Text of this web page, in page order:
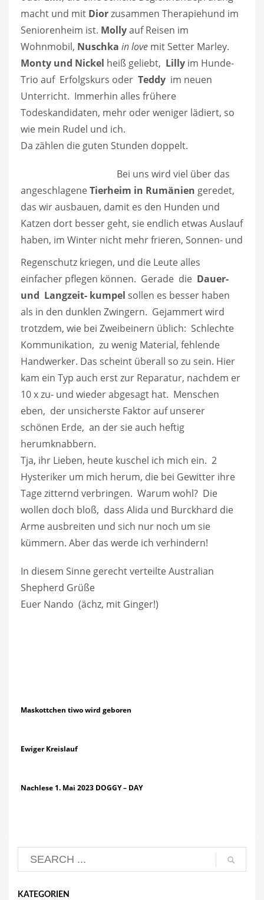
macht und mit Diorzusammen Therapiehund im
Seniorenheim ist. Mollyauf Reisen im
Wohnmobil, Nuschka in love mit Setter Marley.
Monty und Nickel heiß geliebt, Lilly im Hunde-
Trio auf Erfolgskurs oder Teddy im neuen
Unterricht. Immerhin alles frühere
Todeskandidaten, mehr oder weniger lädiert, so
wie mein Rudel und ich.
Da zählen die guten Stunden doppelt.
Bei uns wird viel über das
angeschlageneTierheim in Rumänien geredet,
das wir ausbauen, damit es den Hunden und
Katzen dort besser geht, sie endlich etwas Auslauf
haben, im Winter nicht mehr frieren, Sonnen- und
Regenschutz kriegen, und die Leute alles
einfacher pflegen können. Gerade die Dauer-
und Langzeit- kumpel sollen es besser haben
als in den dunklen Zwingern. Gejammert wird
trotzdem, wie bei Zweibeinern üblich: Schlechte
Kommunikation, zu wenig Material, fehlende
Handwerker. Das scheint überall so zu sein. Hier
kam ein Typ auch erst zur Reparatur, nachdem er
10 x zu- und wieder abgesagt hat. Menschen
eben, der unsicherste Faktor auf unserer
schönen Erde, an der sie auch heftig
herumknabbern.
Tja, ihr Lieben, heute kuschel ich mich ein. 2
Hysteriker um mich herum, die bei Gewitter ihre
Tage zitternd verbringen. Warum wohl? Die
wollen doch bloß, dass Alida und Burckhard die
Arme ausbreiten und sich nur noch um sie
kümmern. Aber das werde ich verhindern!
In diesem Sinne gerecht verteilte Australian
Shepherd Grüße
Euer Nando (ächz, mit Ginger!)
Maskottchen tiwo wird geboren
Ewiger Kreislauf
Nachlese 1. Mai 2023 DOGGY – DAY
KATEGORIEN